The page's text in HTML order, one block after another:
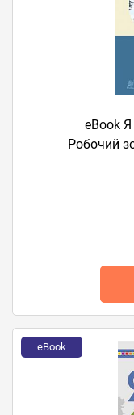
eBook Я
Робочий
eBook